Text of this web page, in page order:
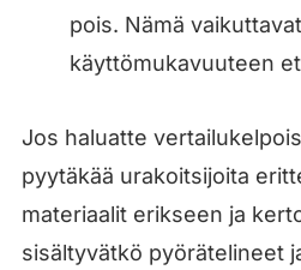
pois. Nämä
käyttömukavuuteen
Jos haluatte
pyytäkää urakoitsijoita
materiaalit erikseen ja
sisältyvätkö pyörätelineet